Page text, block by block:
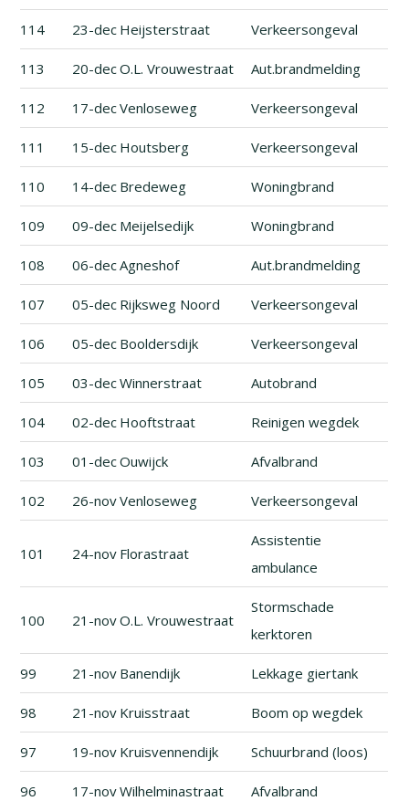
114 23-dec Heijsterstraat Verkeersongeval
113 20-decO.L. Vrouwestraat Aut.brandmelding
112 17-decVenloseweg Verkeersongeval
111 15-dec Houtsberg Verkeersongeval
110 14-dec Bredeweg Woningbrand
109 09-dec Meijelsedijk Woningbrand
108 06-decAgneshof Aut.brandmelding
107 05-dec Rijksweg Noord Verkeersongeval
106 05-dec Booldersdijk Verkeersongeval
105 03-decWinnerstraat Autobrand
104 02-dec Hooftstraat Reinigen wegdek
103 01-decOuwijck Afvalbrand
102 26-novVenloseweg Verkeersongeval
101 24-nov Florastraat
Assistentie
ambulance
100 21-novO.L. Vrouwestraat
Stormschade
kerktoren
99 21-nov Banendijk Lekkage giertank
98 21-nov Kruisstraat Boom op wegdek
97 19-nov Kruisvennendijk Schuurbrand (loos)
96 17-novWilhelminastraat Afvalbrand